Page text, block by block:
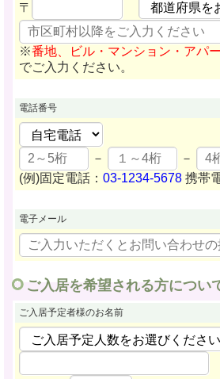
〒
※番地、ビル・マンション・アパ
でご入力ください。
電話番号
－
－
(例)固定電話：03-1234-5678 携帯
電子メール
ご入居を希望される方につい
ご入居予定者様のお名前